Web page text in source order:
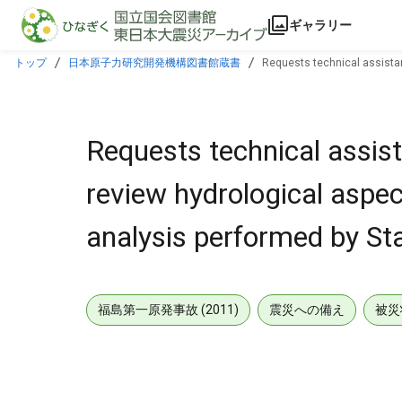
本文に飛ぶ
ギャラリー
トップ 日本原子力研究開発機構図書館蔵書 Requests technical
Requests technical
review hydrological
analysis performed by
福島第一原発事故 (2011) 震災への備え 被災